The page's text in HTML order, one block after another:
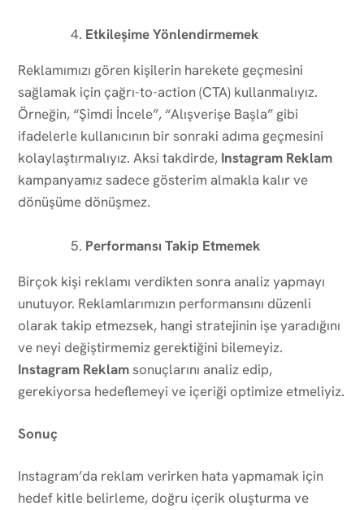
Etkileşime Yönlendirmemek
Reklamımızı gören kişilerin harekete geçmesini
sağlamak için çağrı-to-action (CTA) kullanmalıyız.
Örneğin, “Şimdi İncele”, “Alışverişe Başla” gibi
ifadelerle kullanıcının bir sonraki adıma geçmesini
kolaylaştırmalıyız. Aksi takdirde, Instagram Reklam
kampanyamız sadece gösterim almakla kalır ve
dönüşüme dönüşmez.
Performansı Takip Etmemek
Birçok kişi reklamı verdikten sonra analiz yapmayı
unutuyor. Reklamlarımızın performansını düzenli
olarak takip etmezsek, hangi stratejinin işe yaradığını
ve neyi değiştirmemiz gerektiğini bilemeyiz.
Instagram Reklamsonuçlarını analiz edip,
gerekiyorsa hedeflemeyi ve içeriği optimize etmeliyiz.
Sonuç
Instagram’da reklam verirken hata yapmamak için
hedef kitle belirleme, doğru içerik oluşturma ve